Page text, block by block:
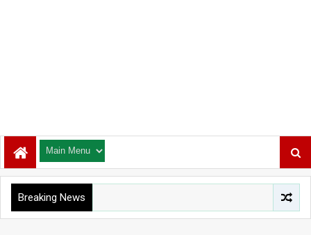
Breaking News